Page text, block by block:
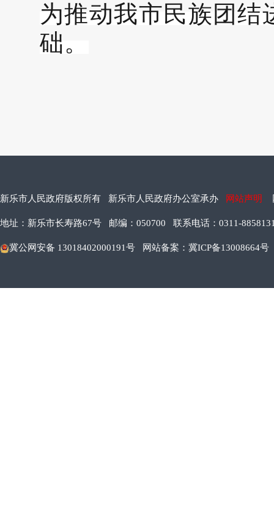
为推动我市民族团结
础。